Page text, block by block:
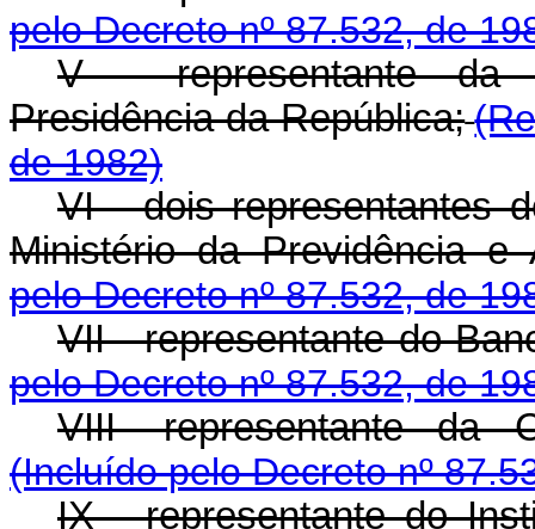
pelo Decreto nº 87.532, de
V - representante da
Presidência da República;
de 1982)
VI - dois representantes
Ministério da Previdência e
pelo Decreto nº 87.532, de
VII - representante do
pelo Decreto nº 87.532, de
VIII- representante da
(Incluído pelo Decreto nº
IX - representante do